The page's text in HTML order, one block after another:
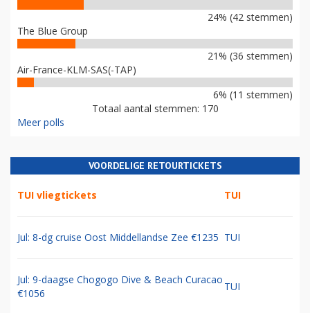
24% (42 stemmen)
The Blue Group
21% (36 stemmen)
Air-France-KLM-SAS(-TAP)
6% (11 stemmen)
Totaal aantal stemmen: 170
Meer polls
VOORDELIGE RETOURTICKETS
TUI vliegtickets TUI
Jul: 8-dg cruise Oost Middellandse Zee €1235 TUI
Jul: 9-daagse Chogogo Dive & Beach Curacao
€1056
TUI